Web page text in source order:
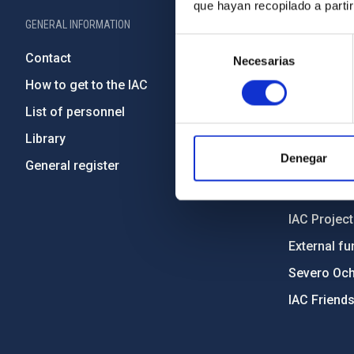
que hayan recopilado a
consentimiento
Necesarias
Denegar
GENERAL INFORMATION
Contact
How to get to the IAC
List of personnel
Library
General register
Legislation
Gender
IAC
External
Severo
IAC Friends